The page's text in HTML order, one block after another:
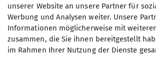
unserer Website an unsere Partner für
Werbung und Analysen weiter. Unsere
Informationen möglicherweise mit
zusammen, die Sie ihnen bereitgestellt
im Rahmen Ihrer Nutzung der Dienste